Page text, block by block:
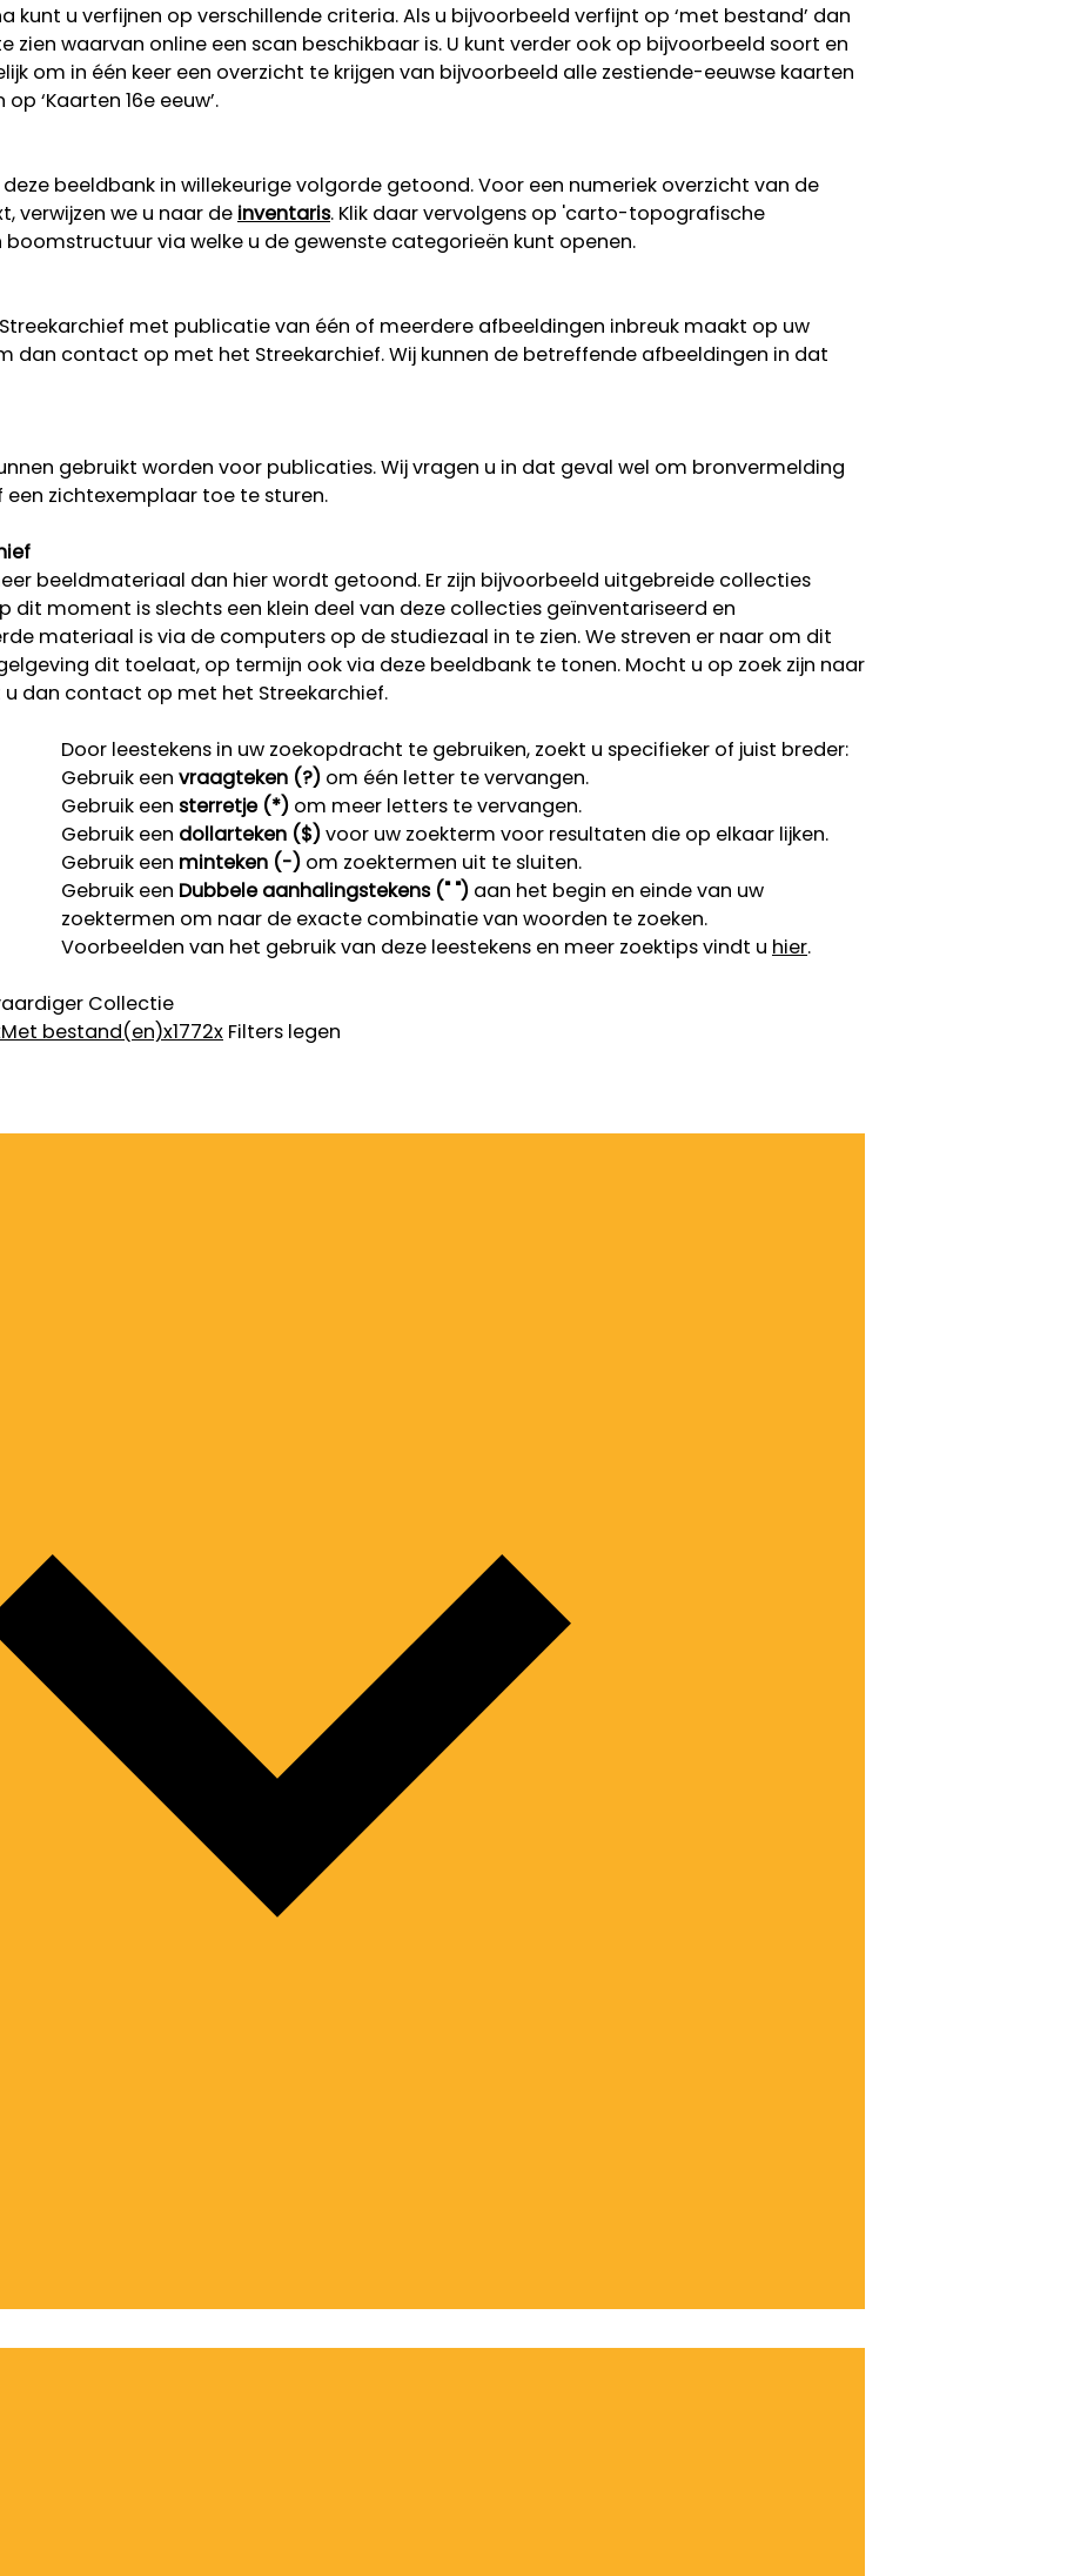
kunt u verfijnen op verschillende criteria. Als u bijvoorbeeld verfijnt op ‘met bestand’ dan
zien waarvan online een scan beschikbaar is. U kunt verder ook op bijvoorbeeld soort en
om in één keer een overzicht te krijgen van bijvoorbeeld alle zestiende-eeuwse kaarten
‘Kaarten 16e eeuw’.
beeldbank in willekeurige volgorde getoond. Voor een numeriek overzicht van de
verwijzen we u naar de inventaris. Klik daar vervolgens op 'carto-topografische
boomstructuur via welke u de gewenste categorieën kunt openen.
met publicatie van één of meerdere afbeeldingen inbreuk maakt op uw
dan contact op met het Streekarchief. Wij kunnen de betreffende afbeeldingen in dat
gebruikt worden voor publicaties. Wij vragen u in dat geval wel om bronvermelding
zichtexemplaar toe te sturen.
beeldmateriaal dan hier wordt getoond. Er zijn bijvoorbeeld uitgebreide collecties
dit moment is slechts een klein deel van deze collecties geïnventariseerd en
materiaal is via de computers op de studiezaal in te zien. We streven er naar om dit
dit toelaat, op termijn ook via deze beeldbank te tonen. Mocht u op zoek zijn naar
dan contact op met het Streekarchief.
Door leestekens in uw zoekopdracht te gebruiken, zoekt u specifieker of juist breder:
Gebruik een vraagteken (?) om één letter te vervangen.
Gebruik een sterretje (*) om meer letters te vervangen.
Gebruik een dollarteken ($)voor uw zoekterm voor resultaten die op elkaar lijken.
Gebruik een minteken (-) om zoektermen uit te sluiten.
Gebruik een Dubbele aanhalingstekens (" ") aan het begin en einde van uw
zoektermen om naar de exacte combinatie van woorden te zoeken.
Voorbeelden van het gebruik van deze leestekens en meer zoektips vindt u hier.
Collectie
Met bestand(en)x1772x Filters legen